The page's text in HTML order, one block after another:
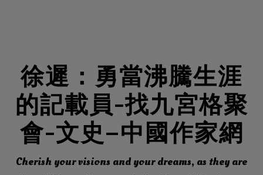
徐遲：勇當沸騰生涯
的記載員-找九宮格聚
會-文史–中國作家網
Cherish your visions and your dreams, as they are